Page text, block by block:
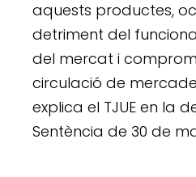
aquests productes,
detriment del
del mercat i
circulació de
explica el TJUE en la
Sentència de 30 de